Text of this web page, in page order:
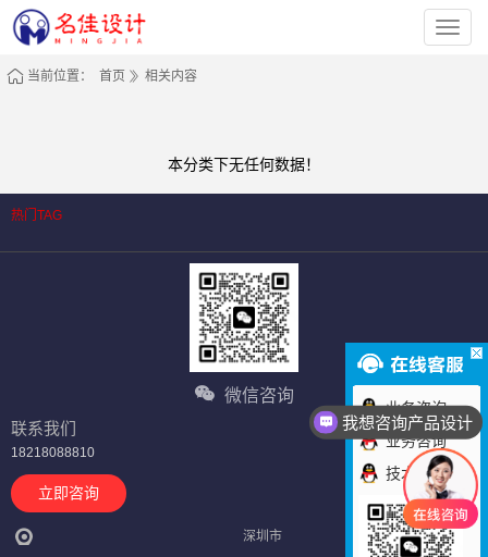
深
圳
公
当前位置： 首页 相关内容
本分类下无任何数据！
热门TAG
微信咨询
联系我们
18218088810
立即咨询
深圳市
业务咨询
业务咨询
技术咨询
我想咨询产品设计